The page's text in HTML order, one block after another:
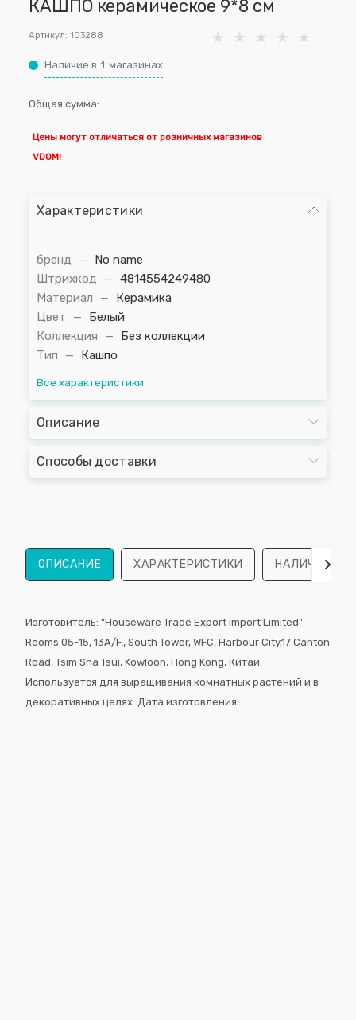
КАШПО керамическое 9*8 см
Артикул: 103288
Наличие в 1 магазинах
Общая сумма:
Цены могут отличаться от розничных магазинов
VDOM!
Характеристики
бренд —
No name
Штрихкод
— 4814554249480
Материал
—
Керамика
Цвет
—
Белый
Коллекция
—
Без коллекции
Тип
— Кашпо
Все характеристики
Описание
Способы доставки
ОПИСАНИЕ ХАРАКТЕРИСТИКИ НАЛИЧИЕ
Изготовитель: "Houseware Trade Export Import Limited"
Rooms 05-15, 13А/F., South Tower, WFС, Harbour City,17 Canton
Road, Tsim Sha Tsui, Kowloon, Hong Kong, Китай.
Используется для выращивания комнатных растений и в
декоративных целях. Дата изготовления